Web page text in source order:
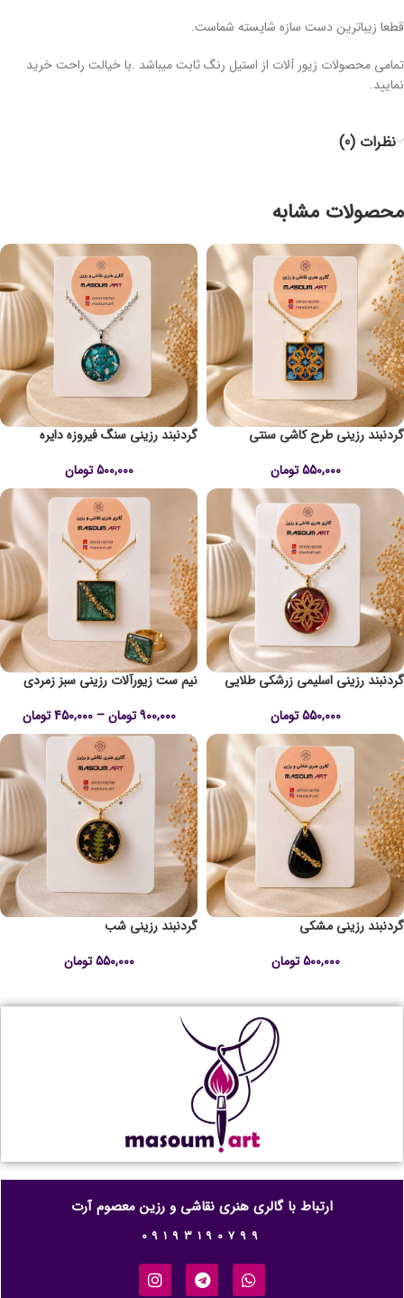
قطعا زیباترین دست سازه شایسته شماست.
تمامی محصولات زیور آلات از استیل رنگ ثابت میباشد .با خیالت راحت خرید
نمایید.
نظرات (0)
محصولات مشابه
گردنبند رزینی طرح کاشی سنتی
550,000 تومان
گردنبند رزینی سنگ فیروزه دایره
500,000 تومان
گردنبند رزینی اسلیمی زرشکی طلایی
550,000 تومان
نیم ست زیورآلات رزینی سبز زمردی
900,000 تومان –
450,000 تومان
گردنبند رزینی مشکی
500,000 تومان
گردنبند رزینی شب
550,000 تومان
ارتباط با گالری هنری نقاشی و رزین معصوم آرت
09193190799